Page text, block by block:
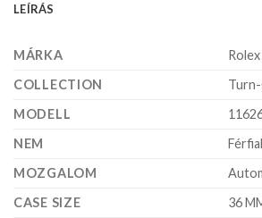
LEÍRÁS
MÁRKA
Rolex
COLLECTION
MODELL
NEM
MOZGALOM
CASE SIZE
36